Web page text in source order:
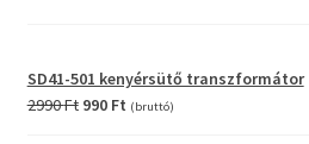
SD41-501 kenyérsütő transzformátor
2990Ft Original
990 FtCurrent
(bruttó)